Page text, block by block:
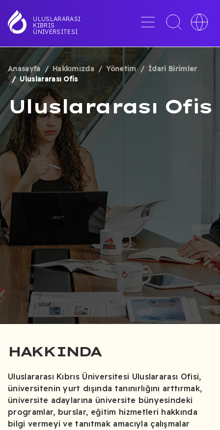
içeriğe
atla
ULUSLARARASI
KIBRIS
ÜNIVERSITESI
Menü
Toggle
search
Toggle
SAYFA
YOLU
Anasayfa Hakkımızda Yönetim
İdari Birimler
Uluslararası Ofis
Uluslararası Ofis
HAKKINDA
Uluslararası Kıbrıs Üniversitesi Uluslararası Ofisi,
üniversitenin yurt dışında tanınırlığını arttırmak,
üniversite adaylarına üniversite bünyesindeki
programlar, burslar, eğitim hizmetleri hakkında
bilgi vermeyi ve tanıtmak amacıyla çalışmalar